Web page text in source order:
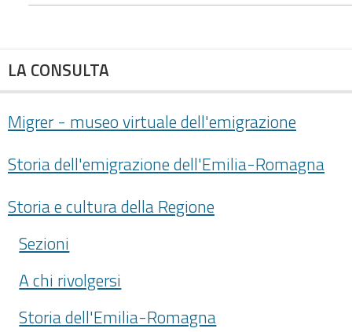
LA CONSULTA
Migrer - museo virtuale dell'emigrazione
Storia dell'emigrazione dell'Emilia-Romagna
Storia e cultura della Regione
Sezioni
A chi rivolgersi
Storia dell'Emilia-Romagna